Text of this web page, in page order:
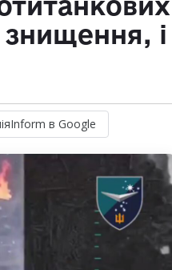
знищення, і
в Google